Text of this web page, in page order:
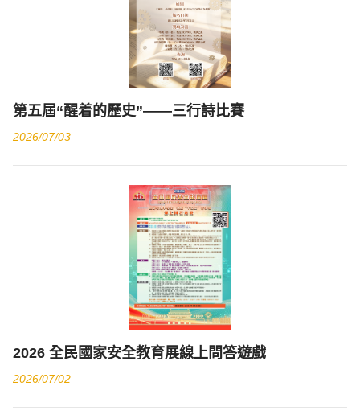
第五屆“醒着的歷史”——三行詩比賽
2026/07/03
2026 全民國家安全教育展線上問答遊戲
2026/07/02